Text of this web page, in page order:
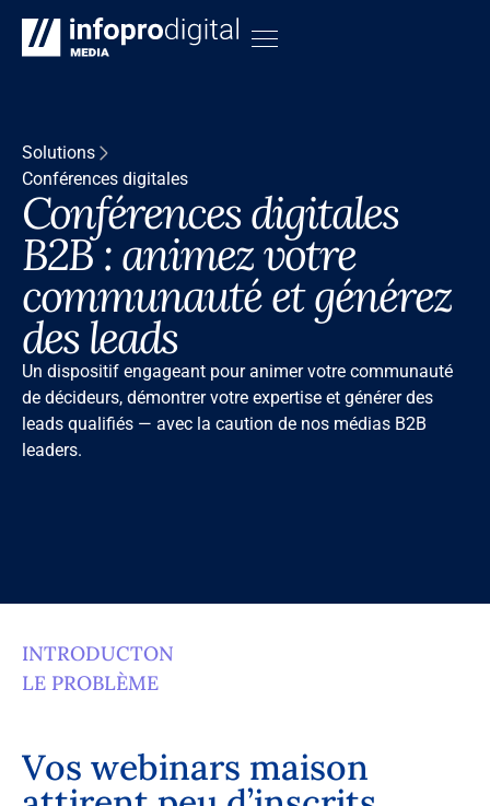
Solutions
Conférences digitales
Conférences digitales
B2B : animez votre
communauté et générez
des leads
Un dispositif engageant pour animer votre communauté
de décideurs, démontrer votre expertise et générer des
leads qualifiés — avec la caution de nos médias B2B
leaders.
INTRODUCTON
LE PROBLÈME
Vos webinars maison